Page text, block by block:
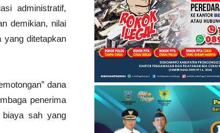
administratif,
demikian, nilai
yang ditetapkan
dana
penerima
biaya sah yang